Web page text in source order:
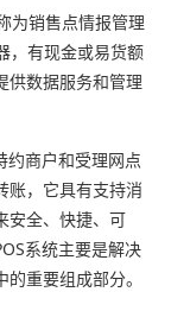
为销售点情报管理
，有现金或易货额
供数据服务和管理
约商户和受理网点
账，它具有支持消
安全、快捷、可
系统主要是解决
重要组成部分。